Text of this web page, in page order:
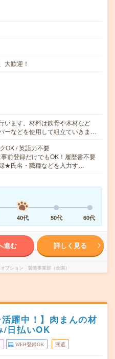
大歓迎！
います。材料は鉄骨や木材など
ーなどを使用して組立ていきま…
OK / 英語力不要
前登録だけでもOK！履歴書不要
★氏名・職種などを入力す…
40代 50代 60代
進む 詳しく見る
プション 製造事業部（全国）
躍中！】肉まんの材
/日払いOK
WEB登録OK 派遣